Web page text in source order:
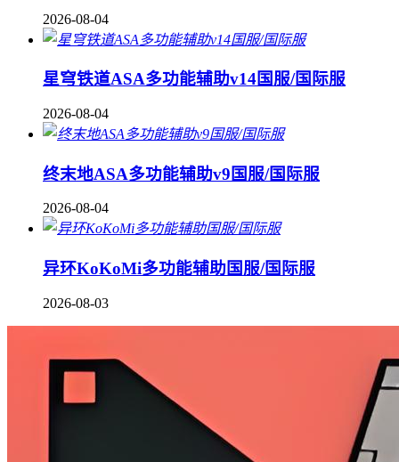
2026-08-04
星穹铁道ASA多功能辅助v14国服/国际服
2026-08-04
终末地ASA多功能辅助v9国服/国际服
2026-08-04
异环KoKoMi多功能辅助国服/国际服
2026-08-03